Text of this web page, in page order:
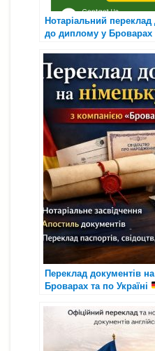
Нотаріальний
до диплому у Броварах
Переклад документів
Броварах та по Україні